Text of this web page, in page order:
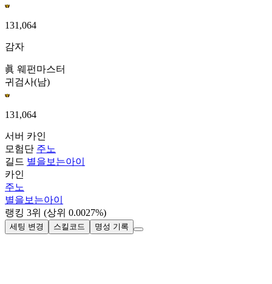
131,064
감자
眞 웨펀마스터
귀검사(남)
131,064
서버 카인
모험단 주노
길드 별을보는아이
카인
주노
별을보는아이
랭킹 3위 (상위 0.0027%)
세팅 변경 스킬코드 명성 기록